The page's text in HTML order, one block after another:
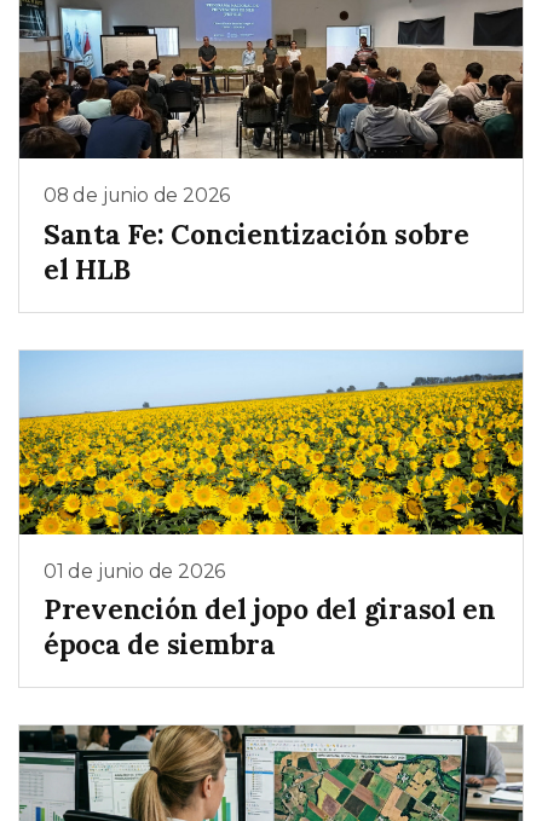
08 de junio de 2026
Santa Fe: Concientización sobre
el HLB
01 de junio de 2026
Prevención del jopo del girasol en
época de siembra